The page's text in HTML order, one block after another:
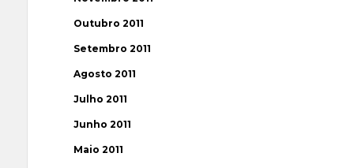
Outubro 2011
Setembro 2011
Agosto 2011
Julho 2011
Junho 2011
Maio 2011